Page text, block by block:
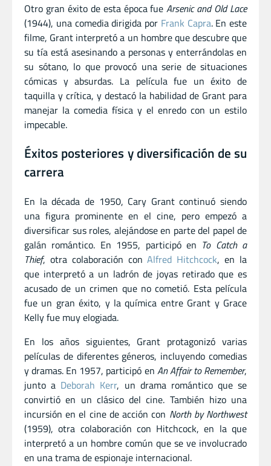
Otro gran éxito de esta época fueArsenic and Old Lace
(1944), una comedia dirigida por Frank Capra. En este
filme, Grant interpretó a un hombre que descubre que
su tía está asesinando a personas y enterrándolas en
su sótano, lo que provocó una serie de situaciones
cómicas y absurdas. La película fue un éxito de
taquilla y crítica, y destacó la habilidad de Grant para
manejar la comedia física y el enredo con un estilo
impecable.
Éxitos posteriores y diversificación de su
carrera
En la década de 1950, Cary Grant continuó siendo
una figura prominente en el cine, pero empezó a
diversificar sus roles, alejándose en parte del papel de
galán romántico. En 1955, participó en To Catch a
Thief, otra colaboración conAlfred Hitchcock, en la
que interpretó a un ladrón de joyas retirado que es
acusado de un crimen que no cometió. Esta película
fue un gran éxito, y la química entre Grant y Grace
Kelly fue muy elogiada.
En los años siguientes, Grant protagonizó varias
películas de diferentes géneros, incluyendo comedias
y dramas. En 1957, participó en An Affair to Remember,
junto a Deborah Kerr, un drama romántico que se
convirtió en un clásico del cine. También hizo una
incursión en el cine de acción con North by Northwest
(1959), otra colaboración con Hitchcock, en la que
interpretó a un hombre común que se ve involucrado
en una trama de espionaje internacional.